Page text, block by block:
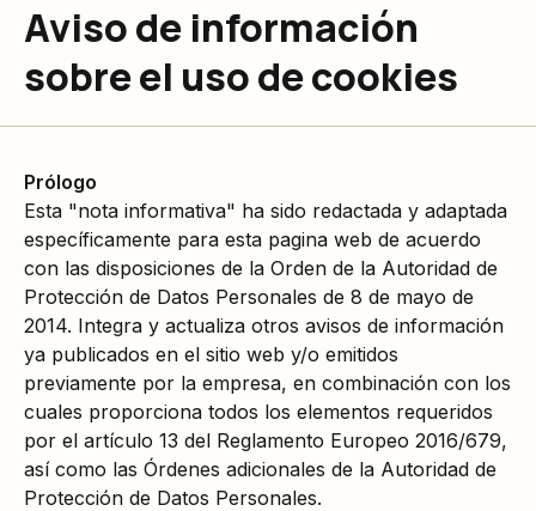
Aviso de información
sobre el uso de cookies
Prólogo
Esta "nota informativa" ha sido redactada y adaptada
específicamente para esta pagina web de acuerdo
con las disposiciones de la Orden de la Autoridad de
Protección de Datos Personales de 8 de mayo de
2014. Integra y actualiza otros avisos de información
ya publicados en el sitio web y/o emitidos
previamente por la empresa, en combinación con los
cuales proporciona todos los elementos requeridos
por el artículo 13 del Reglamento Europeo 2016/679,
así como las Órdenes adicionales de la Autoridad de
Protección de Datos Personales.